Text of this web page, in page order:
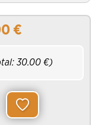
€
30.00€)